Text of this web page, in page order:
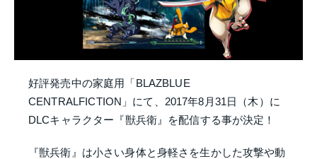
好評発売中の家庭用「BLAZBLUE
CENTRALFICTION」にて、2017年8月31日（木）に
DLCキャラクター『獣兵衛』を配信する事が決定！
『獣兵衛』は小さい身体と身軽さを生かした攻撃や動